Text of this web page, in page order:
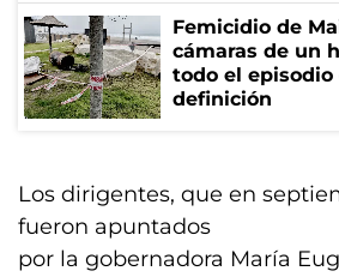
Femicidio de
cámaras de un
todo el episodio
definición
Los dirigentes, que en
fueron apuntados
por la gobernadora María